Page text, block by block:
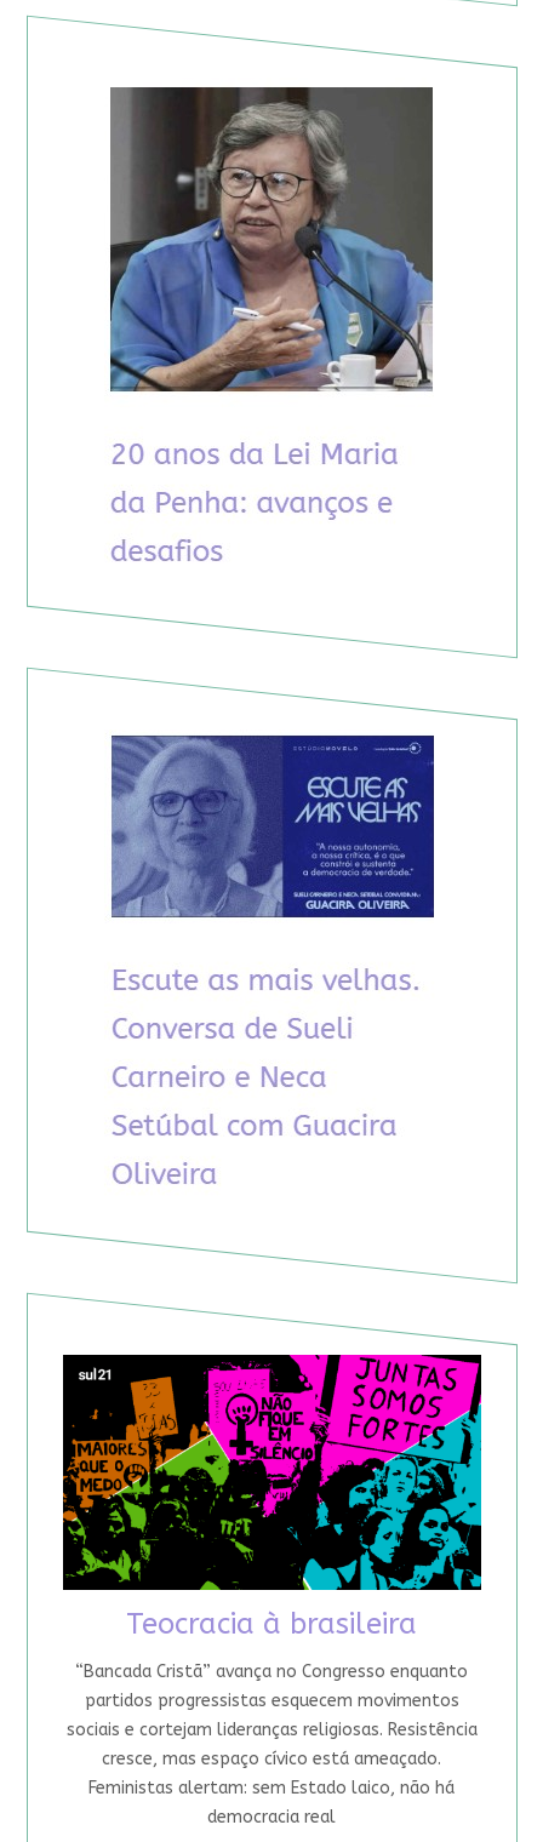
Teocracia à brasileira
“Bancada Cristã” avança no Congresso enquanto
partidos progressistas esquecem movimentos
sociais e cortejam lideranças religiosas. Resistência
cresce, mas espaço cívico está ameaçado.
Feministas alertam: sem Estado laico, não há
democracia real